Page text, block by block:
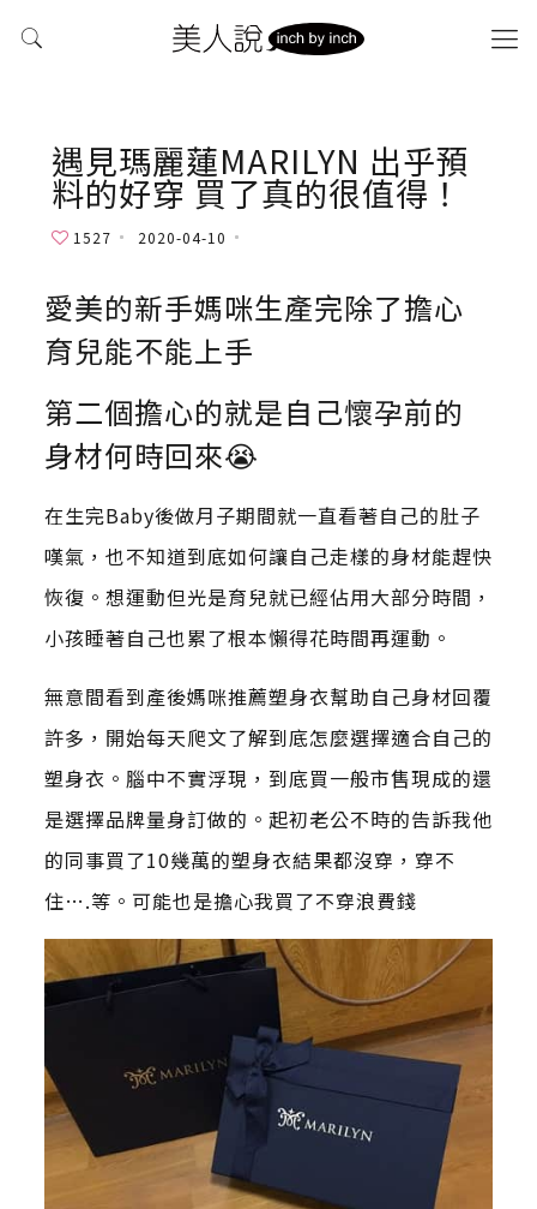
遇見瑪麗蓮MARILYN 出乎預
料的好穿 買了真的很值得！
1527 2020-04-10
愛美的新手媽咪生產完除了擔心
育兒能不能上手
第二個擔心的就是自己懷孕前的
身材何時回來😭
在生完Baby後做月子期間就一直看著自己的肚子
嘆氣，也不知道到底如何讓自己走樣的身材能趕快
恢復。想運動但光是育兒就已經佔用大部分時間，
小孩睡著自己也累了根本懶得花時間再運動。
無意間看到產後媽咪推薦塑身衣幫助自己身材回覆
許多，開始每天爬文了解到底怎麼選擇適合自己的
塑身衣。腦中不實浮現，到底買一般市售現成的還
是選擇品牌量身訂做的。起初老公不時的告訴我他
的同事買了10幾萬的塑身衣結果都沒穿，穿不
住….等。可能也是擔心我買了不穿浪費錢